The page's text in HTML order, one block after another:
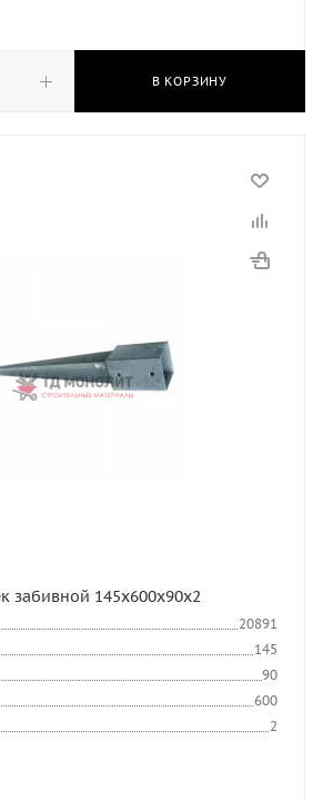
В КОРЗИНУ
Крепеж для стоек забивной 145х600х90х2
20891
145
90
600
2